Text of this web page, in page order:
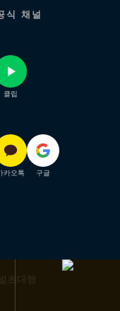
식 채널
클립
카오톡 구글
대행